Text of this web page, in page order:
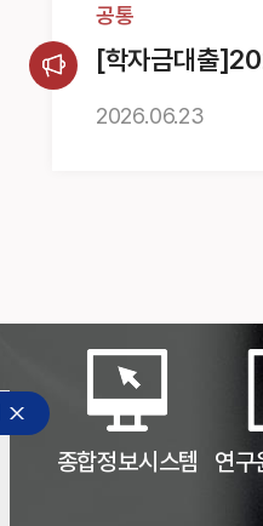
공통
[학자금대출
2026.06.23
종합정보시스템
연구